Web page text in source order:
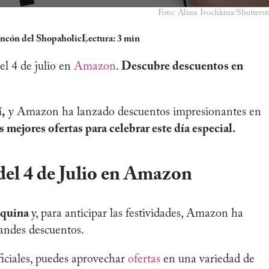
Foto: Alena Ivochkina/
del ShopaholicLectura: 3 min
4 de julio en Amazon. Descubre descuentos en
y Amazon ha lanzado descuentos impresionantes en
mejores ofertas para celebrar este día especial.
4 de Julio en Amazon
y, para anticipar las festividades, Amazon ha
descuentos.
puedes aprovechar ofertas en una variedad de